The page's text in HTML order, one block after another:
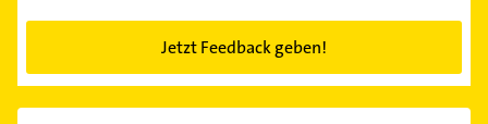
Jetzt Feedback geben!